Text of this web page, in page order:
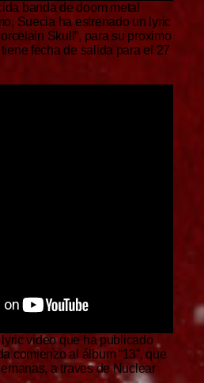
banda de doom metal
Suecia ha estrenado un lyric
Skull”, para su proximo
fecha de salida para el 27
video que ha publicado
comienzo al álbum “13”, que
a traves de Nuclear